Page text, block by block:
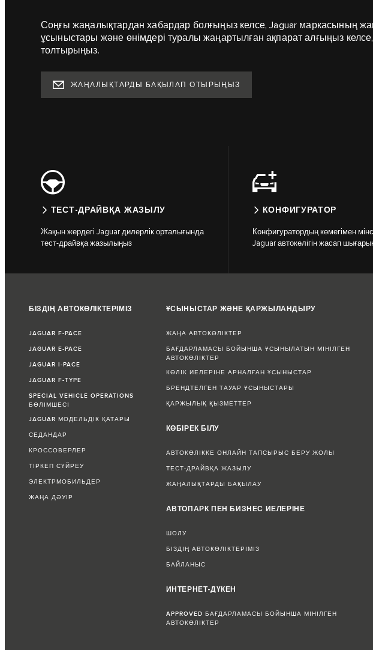
Соңғы жаңалықтардан хабардар болғыңыз келсе, Jaguar маркасының
ұсыныстары және өнімдері туралы жаңартылған ақпарат алғыңыз
толтырыңыз.
ЖАҢАЛЫҚТАРДЫ БАҚЫЛАП ОТЫРЫҢЫЗ
ТЕСТ-ДРАЙВҚА ЖАЗЫЛУ
Жақын жердегі Jaguar дилерлік орталығында
тест-драйвқа жазылыңыз
КОНФИГУРАТОР
Конфигуратордың көмегімен
Jaguar автокөлігін жасап
БІЗДІҢ АВТОКӨЛІКТЕРІМІЗ
JAGUAR F-PACE
JAGUAR E-PACE
JAGUAR I-PACE
JAGUAR F-TYPE
SPECIAL VEHICLE OPERATIONS
БӨЛІМШЕСІ
JAGUAR МОДЕЛЬДІК ҚАТАРЫ
СЕДАНДАР
КРОССОВЕРЛЕР
ТІРКЕП СҮЙРЕУ
ЭЛЕКТРМОБИЛЬДЕР
ЖАҢА ДӘУІР
ҰСЫНЫСТАР ЖӘНЕ ҚАРЖЫЛАНДЫРУ
ЖАҢА АВТОКӨЛІКТЕР
БАҒДАРЛАМАСЫ БОЙЫНША ҰСЫНЫЛАТЫН МІНІЛГЕН
АВТОКӨЛІКТЕР
КӨЛІК ИЕЛЕРІНЕ АРНАЛҒАН ҰСЫНЫСТАР
БРЕНДТЕЛГЕН ТАУАР ҰСЫНЫСТАРЫ
ҚАРЖЫЛЫҚ ҚЫЗМЕТТЕР
КӨБІРЕК БІЛУ
АВТОКӨЛІККЕ ОНЛАЙН ТАПСЫРЫС БЕРУ ЖОЛЫ
ТЕСТ-ДРАЙВҚА ЖАЗЫЛУ
ЖАҢАЛЫҚТАРДЫ БАҚЫЛАУ
АВТОПАРК ПЕН БИЗНЕС ИЕЛЕРІНЕ
ШОЛУ
БІЗДІҢ АВТОКӨЛІКТЕРІМІЗ
БАЙЛАНЫС
ИНТЕРНЕТ-ДҮКЕН
APPROVED БАҒДАРЛАМАСЫ БОЙЫНША МІНІЛГЕН
АВТОКӨЛІКТЕР